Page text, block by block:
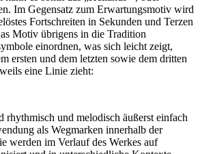
Im Gegensatz zum Erwartungsmotiv wird
Fortschreiten in Sekunden und Terzen
Motiv übrigens in die Tradition
einordnen, was sich leicht zeigt,
ersten und dem letzten sowie dem dritten
eine Linie zieht:
rhythmisch und melodisch äußerst einfach
als Wegmarken innerhalb der
werden im Verlauf des Werkes auf